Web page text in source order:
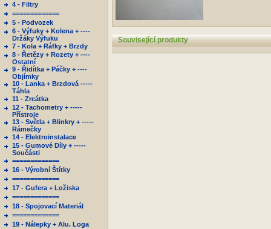
4 - Filtry
=============
5 - Podvozek
6 - Výfuky + Kolena + ----
Držáky Výfuku
7 - Kola + Ráfky + Brzdy
8 - Řetězy + Rozety + ----
Ostatní
9 - Řidítka + Páčky + ----
Objímky
10 - Lanka + Brzdová -----
Táhla
11 - Zrcátka
12 - Tachometry + -----
Přístroje
13 - Světla + Blinkry + -----
Rámečky
14 - Elektroinstalace
15 - Gumové Díly + -----
Součásti
=============
16 - Výrobní Štítky
=============
17 - Gufera + Ložiska
=============
18 - Spojovací Materiál
=============
19 - Nálepky + Alu. Loga
Související produkty